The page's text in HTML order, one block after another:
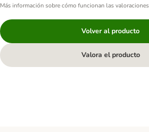
Más información sobre cómo funcionan las valoraciones
Volver al producto
Valora el producto